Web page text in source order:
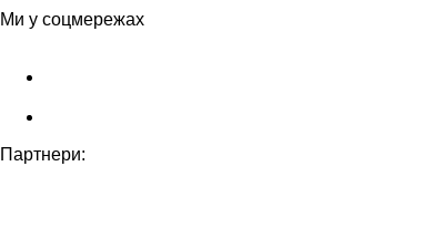
Ми у соцмережах
Партнери: